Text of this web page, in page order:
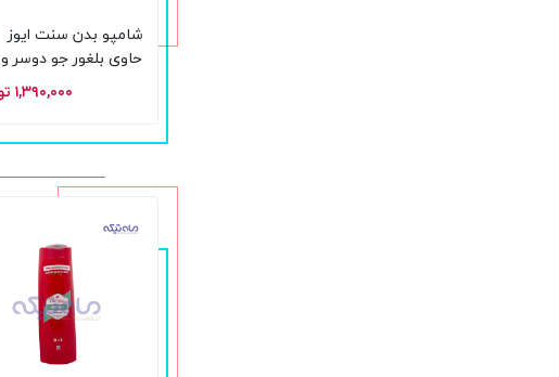
شامپو بدن سنت ایوز
حاوی بلغور جو دوسر و
شی باتر حجم 650 میلی۱,۳۹۰,۰۰۰ تومان